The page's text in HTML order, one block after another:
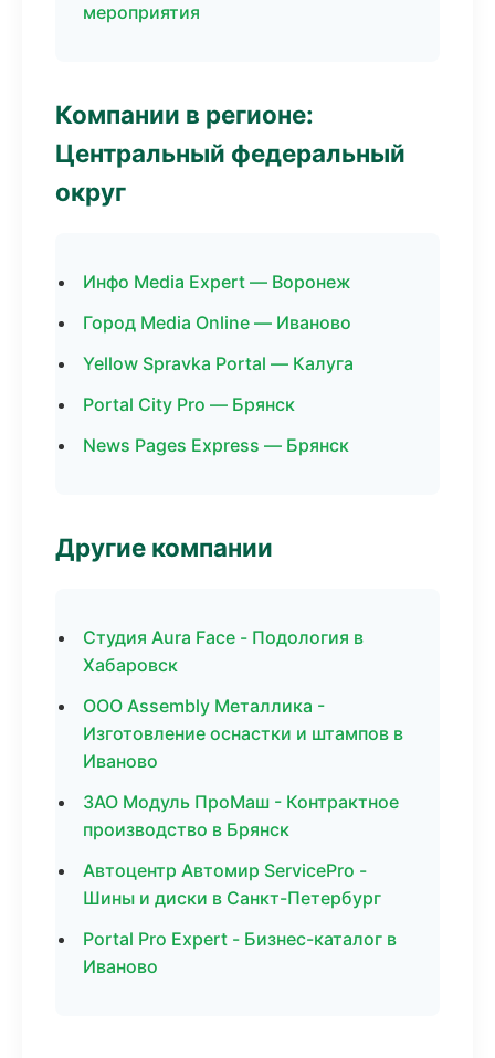
мероприятия
Компании в регионе:
Центральный федеральный
округ
Инфо Media Expert — Воронеж
Город Media Online — Иваново
Yellow Spravka Portal — Калуга
Portal City Pro — Брянск
News Pages Express — Брянск
Другие компании
Студия Aura Face - Подология в
Хабаровск
ООО Assembly Металлика -
Изготовление оснастки и штампов в
Иваново
ЗАО Модуль ПроМаш - Контрактное
производство в Брянск
Автоцентр Автомир ServicePro -
Шины и диски в Санкт-Петербург
Portal Pro Expert - Бизнес-каталог в
Иваново